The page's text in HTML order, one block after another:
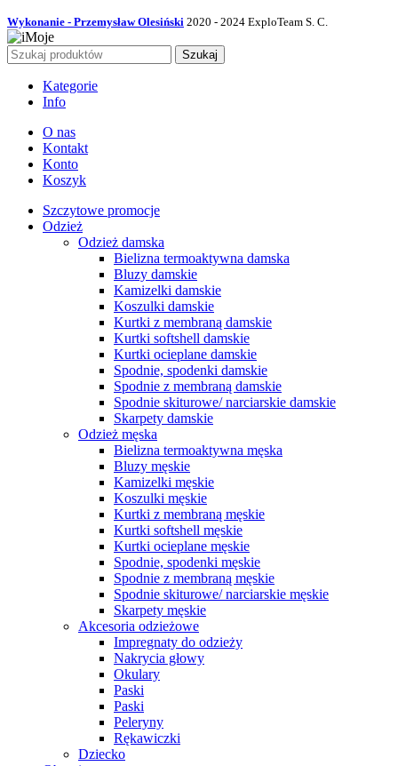
Wykonanie - Przemysław Olesiński 2020 - 2024 ExploTeam S. C.
Szukaj
Kategorie
Info
O nas
Kontakt
Konto
Koszyk
Szczytowe promocje
Odzież
Odzież damska
Bielizna termoaktywna damska
Bluzy damskie
Kamizelki damskie
Koszulki damskie
Kurtki z membraną damskie
Kurtki softshell damskie
Kurtki ocieplane damskie
Spodnie, spodenki damskie
Spodnie z membraną damskie
Spodnie skiturowe/ narciarskie damskie
Skarpety damskie
Odzież męska
Bielizna termoaktywna męska
Bluzy męskie
Kamizelki męskie
Koszulki męskie
Kurtki z membraną męskie
Kurtki softshell męskie
Kurtki ocieplane męskie
Spodnie, spodenki męskie
Spodnie z membraną męskie
Spodnie skiturowe/ narciarskie męskie
Skarpety męskie
Akcesoria odzieżowe
Impregnaty do odzieży
Nakrycia głowy
Okulary
Paski
Paski
Peleryny
Rękawiczki
Dziecko